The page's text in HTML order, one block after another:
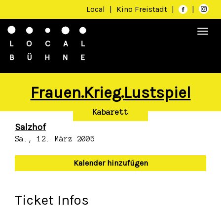
Local | Kino Freistadt | |
Frauen.Krieg.Lustspiel
Kabarett
Salzhof
Sa., 12. März 2005
Kalender hinzufügen
Ticket Infos